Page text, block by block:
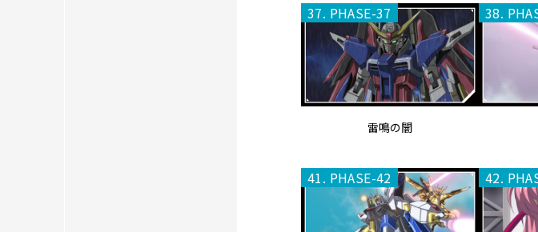
37. PHASE-37
雷鳴の闇
38.
41. PHASE-42 42.